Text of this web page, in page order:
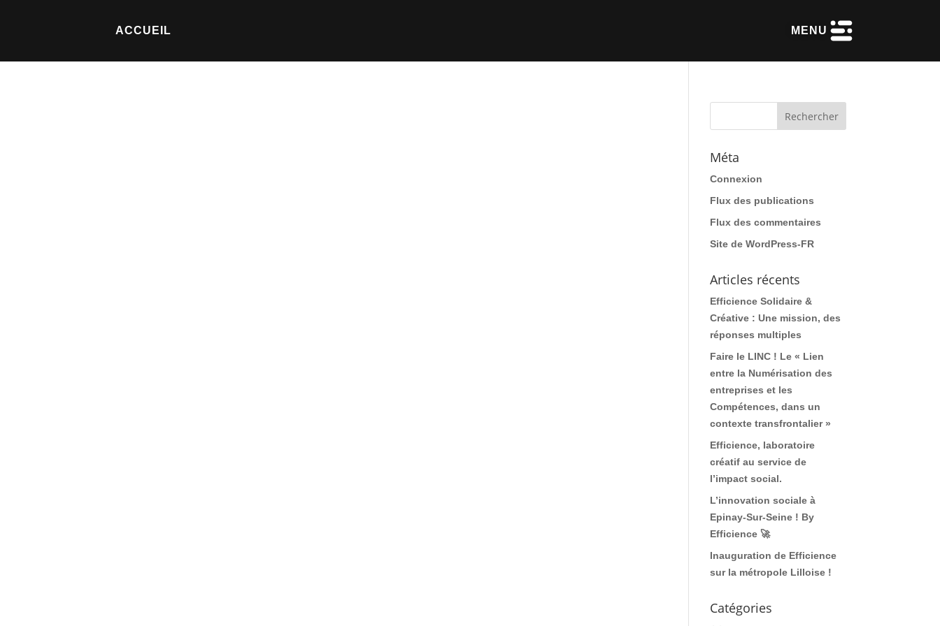
ACCUEIL MENU
Méta
Connexion
Flux des publications
Flux des commentaires
Site de WordPress-FR
Articles récents
Efficience Solidaire &
Créative : Une mission, des
réponses multiples
Faire le LINC ! Le « Lien
entre la Numérisation des
entreprises et les
Compétences, dans un
contexte transfrontalier »
Efficience, laboratoire
créatif au service de
l’impact social.
L’innovation sociale à
Epinay-Sur-Seine ! By
Efficience 🚀
Inauguration de Efficience
sur la métropole Lilloise !
Catégories